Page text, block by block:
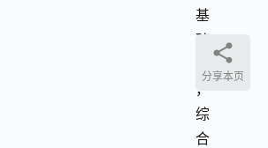
基
础
，
综
合
分享本页